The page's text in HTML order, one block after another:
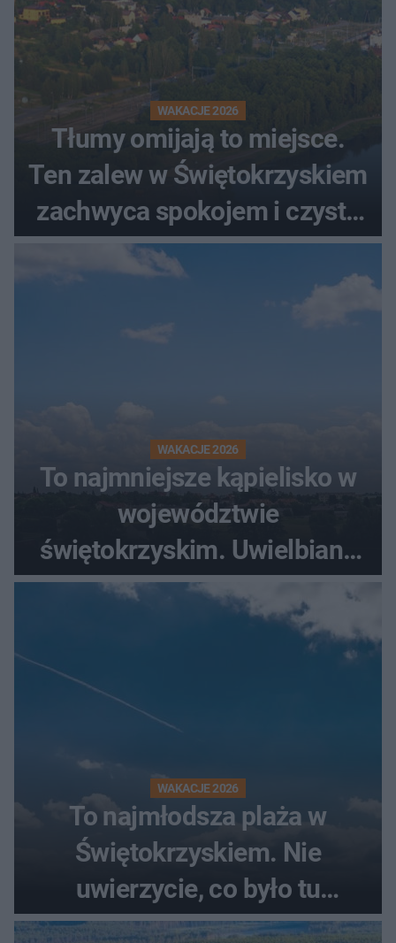
WAKACJE 2026
Tłumy omijają to miejsce.
Ten zalew w Świętokrzyskiem
zachwyca spokojem i czystą
wodą
WAKACJE 2026
To najmniejsze kąpielisko w
województwie
świętokrzyskim. Uwielbiany
przez wędkarzy i turystów
WAKACJE 2026
To najmłodsza plaża w
Świętokrzyskiem. Nie
uwierzycie, co było tu
wcześniej